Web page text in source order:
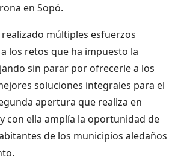
en Sopó.
múltiples esfuerzos
los retos que ha impuesto la
sin parar por ofrecerle a los
soluciones integrales para el
apertura que realiza en
con ella amplía la oportunidad de
de los municipios aledaños